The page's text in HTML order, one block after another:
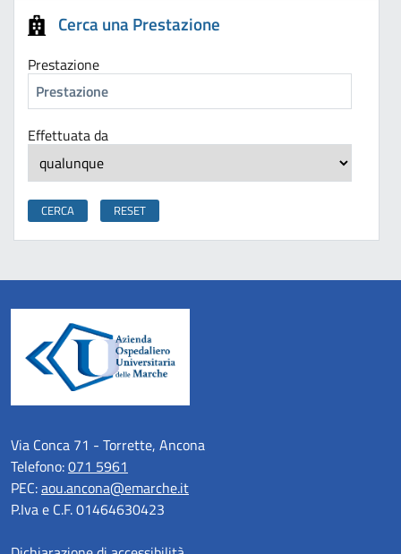
Cerca una Prestazione
Prestazione
Effettuata da
Via Conca 71 - Torrette, Ancona
Telefono:071 5961
PEC:aou.ancona@emarche.it
P.Iva e C.F. 01464630423